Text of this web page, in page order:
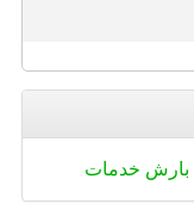
بارش خدمات